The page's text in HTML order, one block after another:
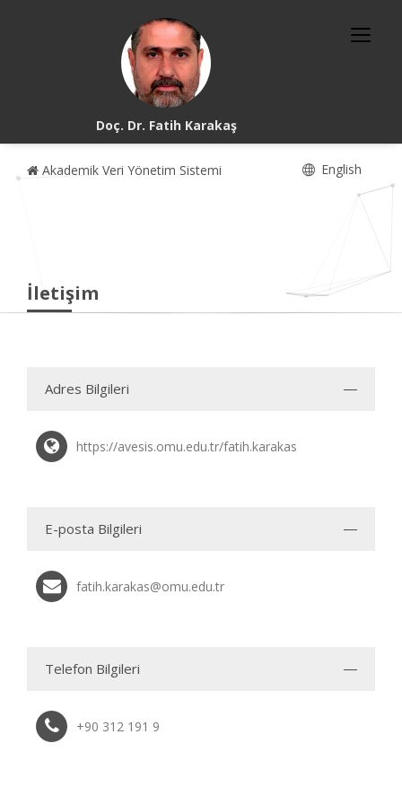
Doç. Dr. Fatih Karakaş
Akademik Veri Yönetim Sistemi English
İletişim
Adres Bilgileri
https://avesis.omu.edu.tr/fatih.karakas
E-posta Bilgileri
fatih.karakas@omu.edu.tr
Telefon Bilgileri
+90 312 191 9